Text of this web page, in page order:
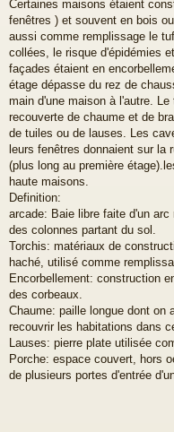
g
e
n
o
u
Certaines maisons étaient
fenêtres ) et souvent en bois
aussi comme remplissage le
collées, le risque d'épidémies
façades étaient en
étage dépasse du rez de
main d'une maison à l'autre.
recouverte de chaume et de
de tuiles ou de lauses. Les
leurs fenêtres donnaient sur la
(plus long au première
haute maisons.
Definition:
arcade: Baie libre faite d'un
des colonnes partant du sol.
Torchis: matériaux de
haché, utilisé comme
Encorbellement: construction
des corbeaux.
Chaume: paille longue dont on
recouvrir les habitations dans
Lauses: pierre plate utilisée
Porche: espace couvert, hors
de plusieurs portes d'entrée